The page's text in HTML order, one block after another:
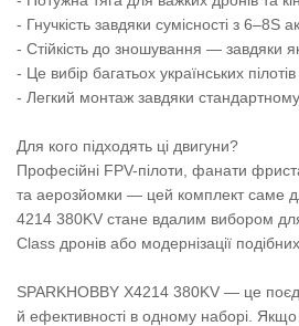
- Гнучкість завдяки сумісності з 6–8S
- Стійкість до зношування — завдяки
- Це вибір багатьох українських
- Легкий монтаж завдяки
Для кого підходять ці двигуни?
Професійні FPV-пілоти, фанати
та аерозйомки — цей комплект саме
4214 380KV стане вдалим вибором
Class дронів або модернізації
SPARKHOBBY X4214 380KV — це
й ефективності в одному наборі. Якщо